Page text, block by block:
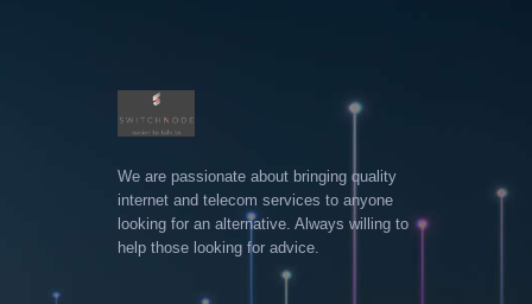
We are passionate about bringing quality
internet and telecom services to anyone
looking for an alternative. Always willing to
help those looking for advice.